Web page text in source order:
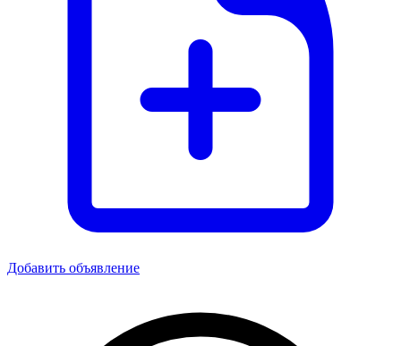
Добавить объявление